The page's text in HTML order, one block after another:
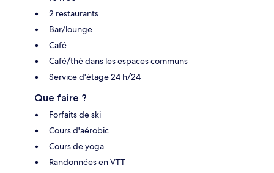
2 restaurants
Bar/lounge
Café
Café/thé dans les espaces communs
Service d'étage 24 h/24
Que faire ?
Forfaits de ski
Cours d'aérobic
Cours de yoga
Randonnées en VTT